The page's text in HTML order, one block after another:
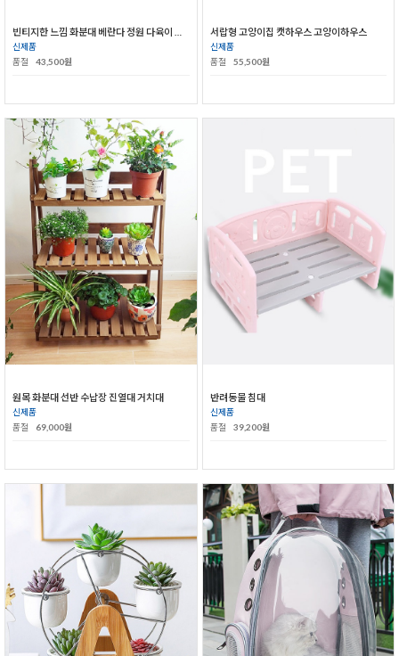
신제품
품절
43,500원
서랍형 고양이집 캣하우스 고양이하우스
신제품
품절
55,500원
원목 화분대 선반 수납장 진열대 거치대
신제품
품절
69,000원
반려동물 침대
신제품
품절
39,200원